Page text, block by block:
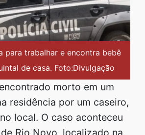
para trabalhar e encontra bebê
de casa. Foto:Divulgação
morto em um
residência por um caseiro,
local. O caso aconteceu
Rio Novo, localizado na